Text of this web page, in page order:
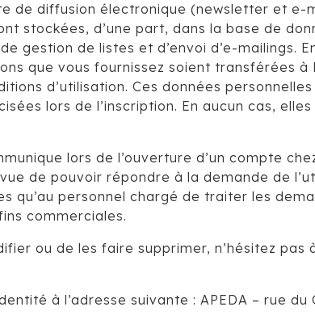
de diffusion électronique (newsletter et e-
stockées, d’une part, dans la base de
gestion de listes et d’envoi d’e-mailings.
que vous fournissez soient transférées
d’utilisation. Ces données
lors de l’inscription. En aucun cas,
lors de l’ouverture d’un compte
de pouvoir répondre à la demande de
qu’au personnel chargé de traiter les
commerciales.
ou de les faire supprimer, n’hésitez pas
à l’adresse suivante : APEDA – rue du